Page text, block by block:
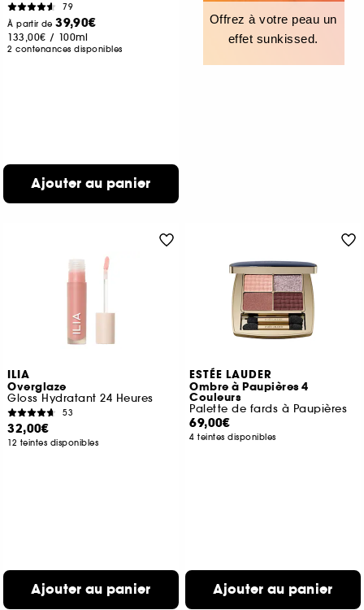
79
À partir de39,90€
133,00€ / 100ml
2 contenances disponibles
Ajouter au panier
Offrez à votre peau un
effet sunkissed.
ILIA
Overglaze
Gloss Hydratant 24 Heures
53
32,00€
12 teintes disponibles
Ajouter au panier
ESTÉE LAUDER
Ombre à Paupières 4
Couleurs
Palette de fards à Paupières
69,00€
4 teintes disponibles
Ajouter au panier